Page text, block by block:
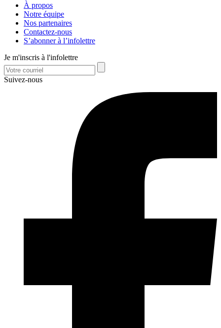
À propos
Notre équipe
Nos partenaires
Contactez-nous
S’abonner à l’infolettre
Je m'inscris à l'infolettre
Suivez-nous